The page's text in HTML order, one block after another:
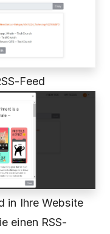
Feed
in Ihre Website
einen RSS-